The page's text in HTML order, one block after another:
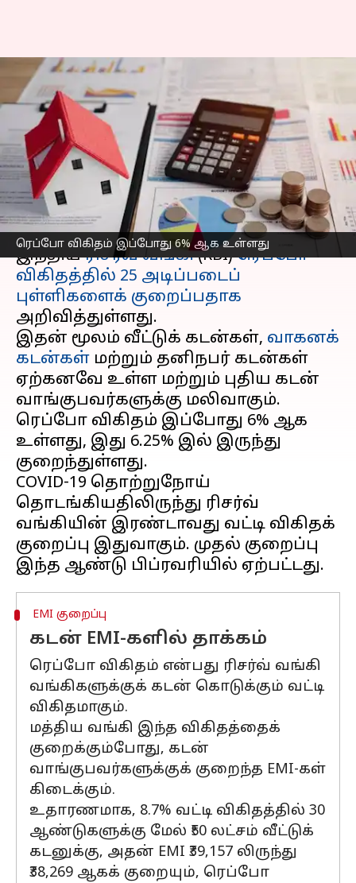
ரெப்போ விகிதம் இப்போது 6% ஆக உள்ளது
ரிசர்வ் வங்கி ரெப்போ
விகிதத்தைக் குறைத்தது -
உங்கள் வீட்டுக் கடன்
EMIகள் குறையுமா?
எழுதியவர் Venkatalakshmi V Apr 09, 2025 12:03 pm
செய்தி முன்னோட்டம்
இந்தியரிசர்வ் வங்கி(RBI)ரெப்போ
விகிதத்தில் 25 அடிப்படைப்
புள்ளிகளைக் குறைப்பதாக
அறிவித்துள்ளது.
இதன் மூலம் வீட்டுக் கடன்கள், வாகனக்
கடன்கள் மற்றும் தனிநபர் கடன்கள்
ஏற்கனவே உள்ள மற்றும் புதிய கடன்
வாங்குபவர்களுக்கு மலிவாகும்.
ரெப்போ விகிதம் இப்போது 6% ஆக
உள்ளது, இது 6.25% இல் இருந்து
குறைந்துள்ளது.
COVID-19 தொற்றுநோய்
தொடங்கியதிலிருந்து ரிசர்வ்
வங்கியின் இரண்டாவது வட்டி விகிதக்
குறைப்பு இதுவாகும். முதல் குறைப்பு
EMI குறைப்பு
கடன் EMI-களில் தாக்கம்
ரெப்போ விகிதம் என்பது ரிசர்வ் வங்கி
வங்கிகளுக்குக் கடன் கொடுக்கும் வட்டி
விகிதமாகும்.
மத்திய வங்கி இந்த விகிதத்தைக்
குறைக்கும்போது, ​​கடன்
வாங்குபவர்களுக்குக் குறைந்த EMI-கள்
கிடைக்கும்.
உதாரணமாக, 8.7% வட்டி விகிதத்தில் 30
ஆண்டுகளுக்கு மேல் ₹50 லட்சம் வீட்டுக்
கடனுக்கு, அதன் EMI ₹39,157 லிருந்து
₹38,269 ஆகக் குறையும், ரெப்போ